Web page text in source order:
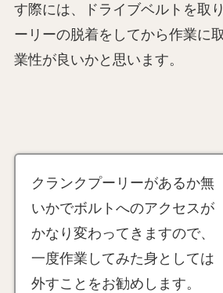
す際には、ドライブベルトを取
ーリーの脱着をしてから作業に
業性が良いかと思います。
クランクプーリーがあるか無
いかでボルトへのアクセスが
かなり変わってきますので、
一度作業してみた身としては
外すことをお勧めします。